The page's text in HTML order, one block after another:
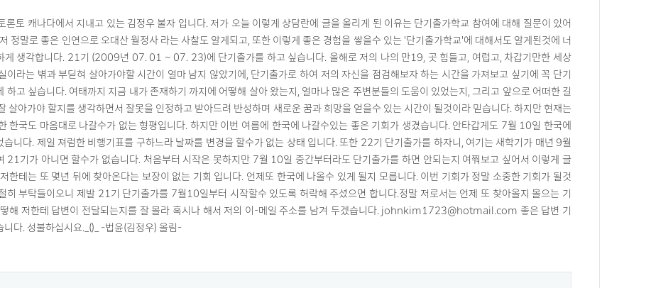
론토 캐나다에서 지내고 있는 김정우 불자 입니다. 저가 오늘 이렇게 상담란에 글을 올리게 된 이유는 단기출가학교 참여에 대해 질문이 있어
정말로 좋은 인연으로 오대산 월정사 라는 사찰도 알게되고, 또한 이렇게 좋은 경험을 쌓을수 있는 '단기출가학교'에 대해서도 알게된것에 너
게 생각합니다. 21기 (2009년 07. 01 ~ 07. 23)에 단기출가를 하고 싶습니다. 올해로 저의 나의 만19, 곳 힘들고, 여럽고, 차갑기만한 세상
이라는 벾과 부딛혀 살아가야할 시간이 얼마 남지 않았기에, 단기출가로 하여 저의 자신을 점검해보자 하는 시간을 가져보고 싶기에 꼭 단기
하고 싶습니다. 여태까지 지금 내가 존재하기 까지에 어떻해 살아 왔는지, 얼마나 많은 주변분들의 도움이 있었는지, 그리고 앞으로 어떠한 길
살아가야 할지를 생각하면서 잘못을 인정하고 받아드려 반성하며 새로운 꿈과 희망을 얻을수 있는 시간이 될것이라 믿습니다. 하지만 현재는
한국도 마음대로 나갈수가 없는 형평입니다. 하지만 이번 여름에 한국에 나갈수있는 좋은 기회가 생겼습니다. 안타갑게도 7월 10일 한국에
습니다. 제일 져럼한 비행기표를 구하느라 날짜를 변경을 할수가 없는 상태 입니다. 또한 22기 단기출가를 하자니, 여기는 새학기가 매년 9월
21기가 아니면 할수가 없습니다. 처음부터 시작은 못하지만 7월 10일 중간부터라도 단기출가를 하면 안되는지 여쭤보고 싶어서 이렇게 글
한테는 또 몇년 뒤에 찾아온다는 보장이 없는 기회 입니다. 언제또 한국에 나올수 있게 될지 모릅니다. 이번 기회가 정말 소중한 기회가 될것
히 부탁들이오니 제발 21기 단기출가를 7월10일부터 시작할수 있도록 허락해 주셨으면 합니다.정말 저로서는 언제 또 찾아올지 몰으는 기
해 저한테 답변이 전달되는지를 잘 몰라 혹시나 해서 저의 이-메일 주소를 남겨 두겠습니다. johnkim1723@hotmail.com 좋은 답변 기
니다. 성불하십시요._()_ -법윤(김정우) 올림-